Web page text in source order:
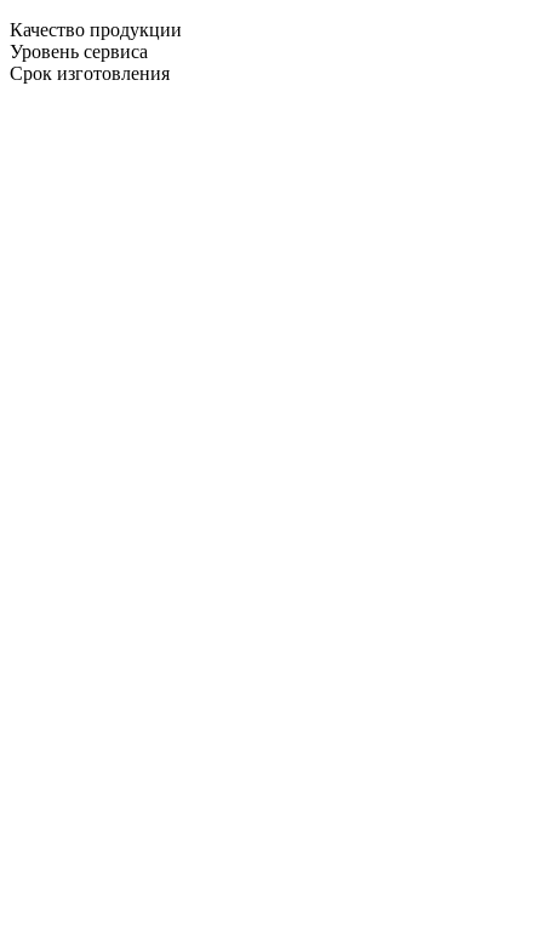
Качество продукции
Уровень сервиса
Срок изготовления